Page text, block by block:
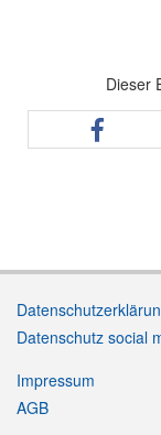
Dieser
Datenschutz social
Impressum
AGB